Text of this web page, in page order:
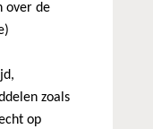
over de
zoals
op